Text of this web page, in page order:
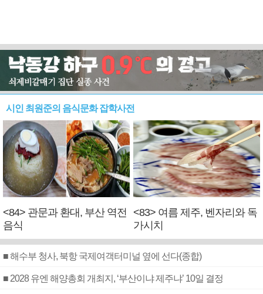
시인 최원준의 음식문화 잡학사전
<84> 관문과 환대, 부산 역전
음식
<83> 여름 제주, 벤자리와 독
가시치
■ 해수부 청사, 북항 국제여객터미널 옆에 선다(종합)
■ 2028 유엔 해양총회 개최지, ‘부산이냐 제주냐’ 10일 결정